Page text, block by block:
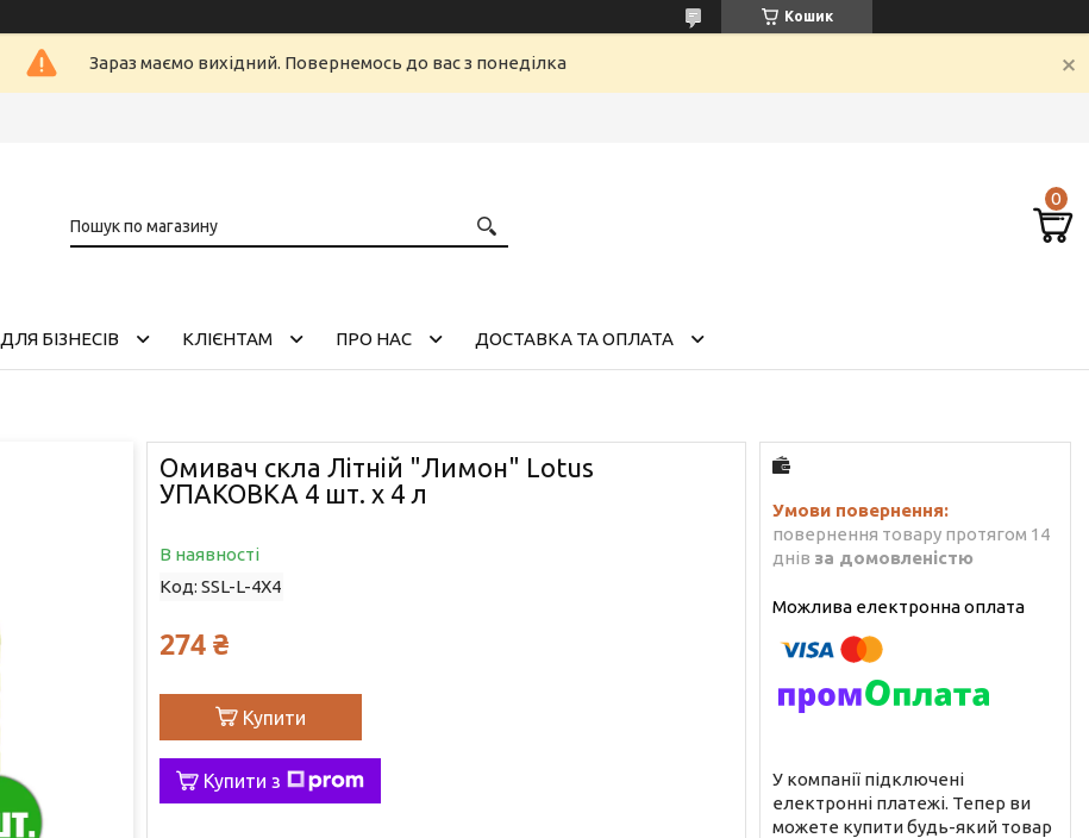
Кошик
Зараз маємо вихідний. Повернемось до вас з понеділка
ДЛЯ БІЗНЕСІВ КЛІЄНТАМ ПРО НАС ДОСТАВКА ТА ОПЛАТА
Омивач скла Літній "Лимон" Lotus
УПАКОВКА 4 шт. x 4 л
В наявності
Код: SSL-L-4X4
274 ₴
Купити
Купити з
повернення товару протягом 14
днів за домовленістю
У компанії підключені
електронні платежі. Тепер ви
можете купити будь-який товар